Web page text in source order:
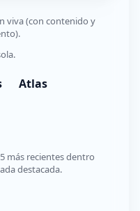
viva (con contenido y
Atlas
más recientes dentro
destacada.